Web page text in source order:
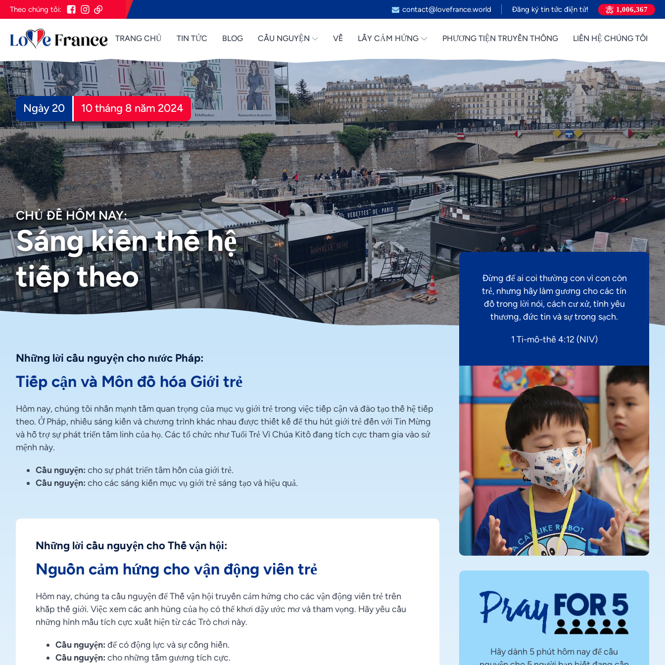
Theo chúng tôi: contact@lovefrance.world Đăng ký tin tức điện tử! 1,006,367
TRANG CHỦ TIN TỨC BLOG CẦU NGUYỆN VỀ LẤY CẢM HỨNG PHƯƠNG TIỆN TRUYỀN THÔNG LIÊN HỆ CHÚNG TÔI
Ngày 20 10 tháng 8 năm 2024
CHỦ ĐỀ HÔM NAY:
Sáng kiến thế hệ
tiếp theo
Những lời cầu nguyện cho nước Pháp:
Tiếp cận và Môn đồ hóa Giới trẻ
Hôm nay, chúng tôi nhấn mạnh tầm quan trọng của mục vụ giới trẻ trong việc tiếp cận và đào tạo thế hệ tiếp
theo. Ở Pháp, nhiều sáng kiến và chương trình khác nhau được thiết kế để thu hút giới trẻ đến với Tin Mừng
và hỗ trợ sự phát triển tâm linh của họ. Các tổ chức như Tuổi Trẻ Vì Chúa Kitô đang tích cực tham gia vào sứ
mệnh này.
Cầu nguyện: cho sự phát triển tâm hồn của giới trẻ.
Cầu nguyện: cho các sáng kiến mục vụ giới trẻ sáng tạo và hiệu quả.
Những lời cầu nguyện cho Thế vận hội:
Nguồn cảm hứng cho vận động viên trẻ
Hôm nay, chúng ta cầu nguyện để Thế vận hội truyền cảm hứng cho các vận động viên trẻ trên
khắp thế giới. Việc xem các anh hùng của họ có thể khơi dậy ước mơ và tham vọng. Hãy yêu cầu
những hình mẫu tích cực xuất hiện từ các Trò chơi này.
Cầu nguyện: để có động lực và sự cống hiến.
Cầu nguyện: cho những tấm gương tích cực.
Đừng để ai coi thường con vì con còn
trẻ, nhưng hãy làm gương cho các tín
đồ trong lời nói, cách cư xử, tình yêu
thương, đức tin và sự trong sạch.
1 Ti-mô-thê 4:12 (NIV)
Hãy dành 5 phút hôm nay để cầu